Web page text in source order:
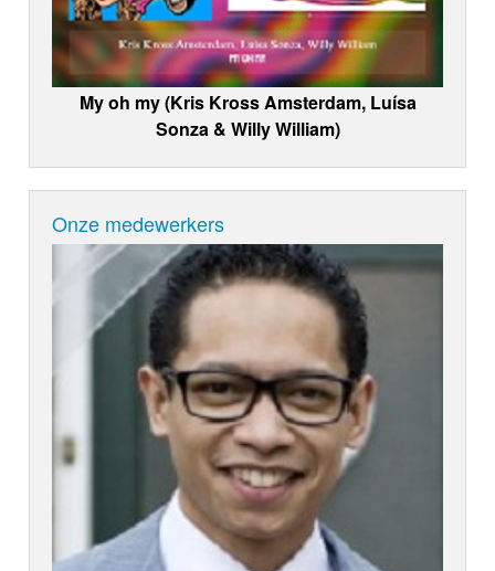
My oh my (Kris Kross Amsterdam, Luísa
Sonza & Willy William)
Onze medewerkers